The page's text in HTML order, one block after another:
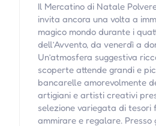
Il Mercatino di Natale
invita ancora una volta a
magico mondo durante i
dell’Avvento, da venerdì a
Un’atmosfera suggestiva
scoperte attende grandi e
bancarelle amorevolmente
artigiani e artisti creativi
selezione variegata di tesori
ammirare e regalare. Presso